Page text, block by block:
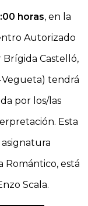
horas, en la
Autorizado
Castelló,
Vegueta) tendrá
por los/las
Esta
Romántico, está
Scala.